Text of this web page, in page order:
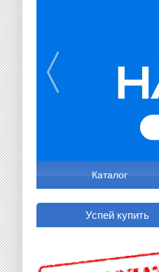
Каталог
Успей купить